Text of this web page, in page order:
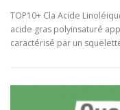
TOP10+ Cla Acide
acide gras polyinsaturé
caractérisé par un